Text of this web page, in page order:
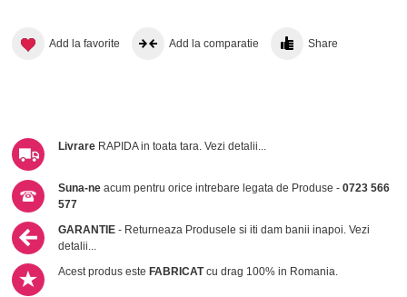
Add la favorite Add la comparatie Share
Livrare RAPIDA in toata tara.Vezi detalii...
Suna-ne acum pentru orice intrebare legata de Produse -0723 566
577
GARANTIE - Returneaza Produsele si iti dam banii inapoi.Vezi
detalii...
Acest produs esteFABRICATcu drag 100% in Romania.